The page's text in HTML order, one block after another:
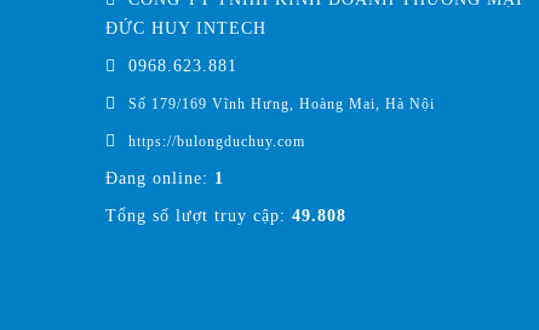
ĐỨC HUY INTECH
0968.623.881
Số 179/169 Vĩnh Hưng, Hoàng Mai, Hà Nội
https://bulongduchuy.com
Đang online: 1
Tổng số lượt truy cập: 49.808